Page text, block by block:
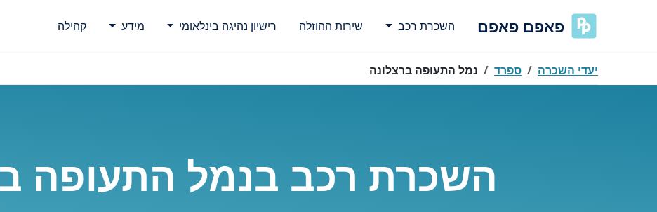
פאפם פאפם השכרת רכב שירות ההוזלה רישיון נהיגה בינלאומי מידע קהילה
יעדי השכרה ספרד נמל התעופה ברצלונה
השכרת רכב בנמל התעופה